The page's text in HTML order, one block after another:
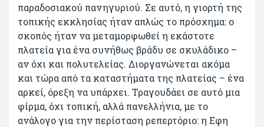
παραδοσιακού πανηγυριού. Σε αυτό, η γιορτή της
τοπικής εκκλησίας ήταν απλώς το πρόσχημα: ο
σκοπός ήταν να μεταμορφωθεί η εκάστοτε
πλατεία για ένα συνήθως βράδυ σε σκυλάδικο –
αν όχι και πολυτελείας. Διοργανώνεται ακόμα
και τώρα από τα καταστήματα της πλατείας – ένα
αρκεί, όρεξη να υπάρχει. Τραγουδάει σε αυτό μια
φίρμα, όχι τοπική, αλλά πανελλήνια, με το
ανάλογο για την περίσταση ρεπερτόριο: η Εφη